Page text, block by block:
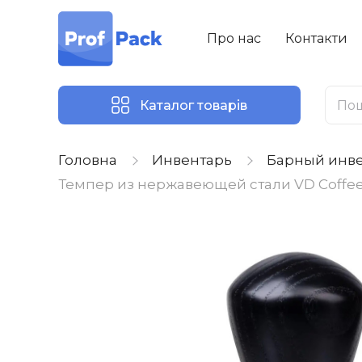
Про нас Контакти
Каталог товарів
Головна Инвентарь
Барный
Темпер из нержавеющей стали VD